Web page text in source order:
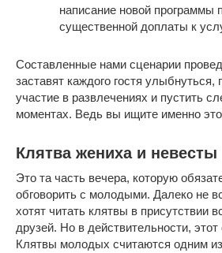
написание новой программы
существенной доплаты к
Составленные нами сценарии
заставят каждого гостя улыбнуться,
участие в развлечениях и пустить
моментах. Ведь вы ищите именно
Клятва жениха и невесты
Это та часть вечера, которую
обговорить с молодыми. Далеко не
хотят читать клятвы в присутствии
друзей. Но в действительности, этот
Клятвы молодых считаются одним